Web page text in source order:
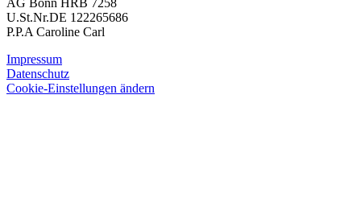
AG Bonn HRB 7258
U.St.Nr.DE 122265686
P.P.A Caroline Carl
Impressum
Datenschutz
Cookie-Einstellungen ändern